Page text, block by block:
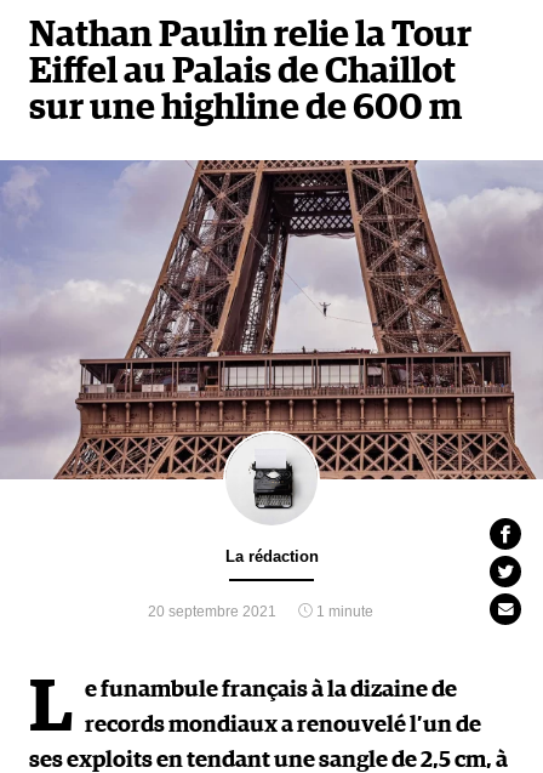
Nathan Paulin relie la Tour
Eiffel au Palais de Chaillot
sur une highline de 600 m
La rédaction
20 septembre 2021 1 minute
L e funambule français à la dizaine de
records mondiaux a renouvelé l’un de
ses exploits en tendant une sangle de 2,5 cm, à